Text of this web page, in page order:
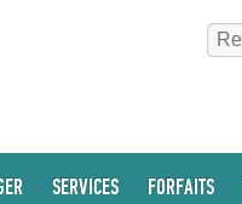
SERVICES FORFAITS